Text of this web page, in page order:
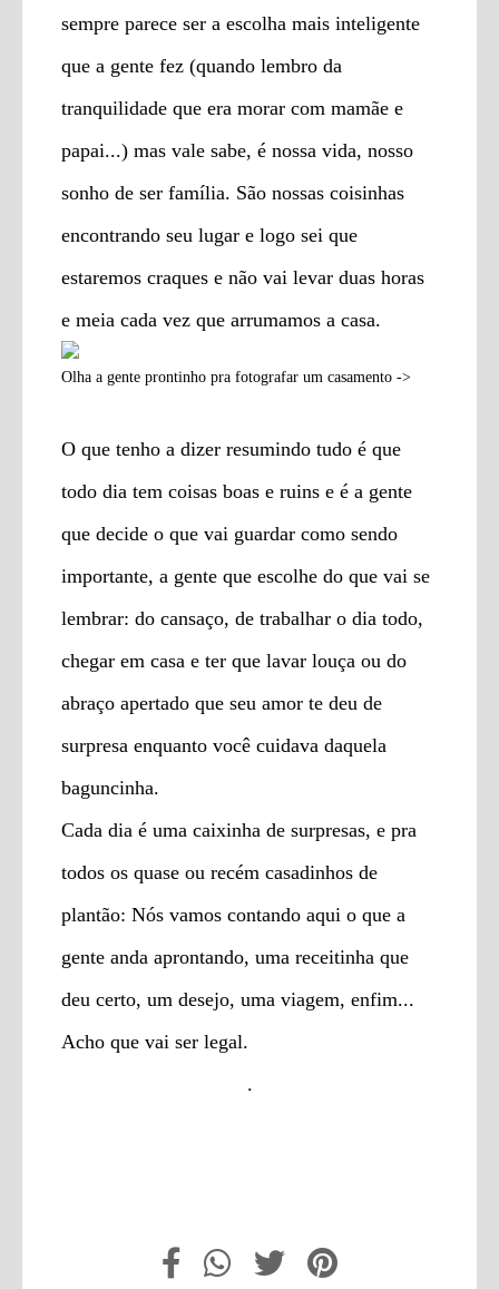
sempre parece ser a escolha mais inteligente
que a gente fez (quando lembro da
tranquilidade que era morar com mamãe e
papai...) mas vale sabe, é nossa vida, nosso
sonho de ser família. São nossas coisinhas
encontrando seu lugar e logo sei que
estaremos craques e não vai levar duas horas
e meia cada vez que arrumamos a casa.
Olha a gente prontinho pra fotografar um casamento ->
O que tenho a dizer resumindo tudo é que
todo dia tem coisas boas e ruins e é a gente
que decide o que vai guardar como sendo
importante, a gente que escolhe do que vai se
lembrar: do cansaço, de trabalhar o dia todo,
chegar em casa e ter que lavar louça ou do
abraço apertado que seu amor te deu de
surpresa enquanto você cuidava daquela
baguncinha.
Cada dia é uma caixinha de surpresas, e pra
todos os quase ou recém casadinhos de
plantão: Nós vamos contando aqui o que a
gente anda aprontando, uma receitinha que
deu certo, um desejo, uma viagem, enfim...
Acho que vai ser legal.
.